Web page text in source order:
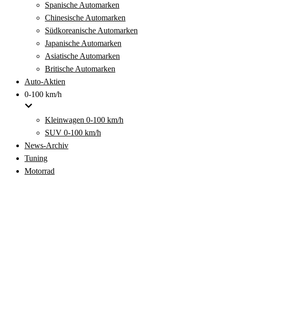
Spanische Automarken
Chinesische Automarken
Südkoreanische Automarken
Japanische Automarken
Asiatische Automarken
Britische Automarken
Auto-Aktien
0-100 km/h
Kleinwagen 0-100 km/h
SUV 0-100 km/h
News-Archiv
Tuning
Motorrad